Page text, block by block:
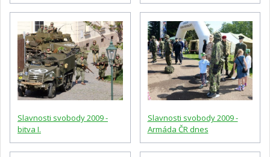
Slavnosti svobody 2009 -
bitva I.
Slavnosti svobody 2009 -
Armáda ČR dnes